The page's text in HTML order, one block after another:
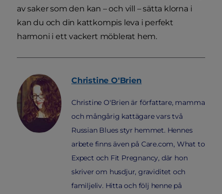
av saker som den kan – och vill – sätta klorna i
kan du och din kattkompis leva i perfekt
harmoni i ett vackert möblerat hem.
Christine O'Brien
Christine O'Brien är författare, mamma
och mångårig kattägare vars två
Russian Blues styr hemmet. Hennes
arbete finns även på Care.com, What to
Expect och Fit Pregnancy, där hon
skriver om husdjur, graviditet och
familjeliv. Hitta och följ henne på